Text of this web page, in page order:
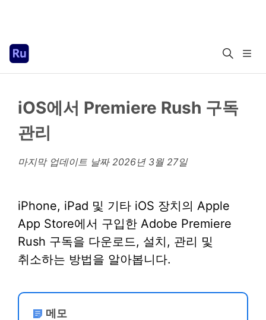
iOS에서 Premiere Rush 구독
관리
마지막 업데이트 날짜 2026년 3월 27일
iPhone, iPad 및 기타 iOS 장치의 Apple
App Store에서 구입한 Adobe Premiere
Rush 구독을 다운로드, 설치, 관리 및
취소하는 방법을 알아봅니다.
메모